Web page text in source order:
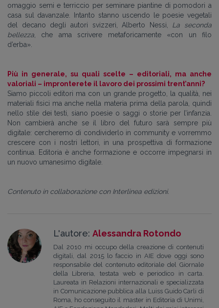
omaggio semi e terriccio per seminare piantine di pomodori a
casa sul davanzale. Intanto stanno uscendo le poesie vegetali
del decano degli autori svizzeri, Alberto Nessi, La seconda
bellezza , che ama scrivere metaforicamente «con un filo
d’erba».
Più in generale, su quali scelte – editoriali, ma anche
valoriali – impronterete il lavoro dei prossimi trent’anni?
Siamo piccoli editori ma con un grande progetto, la qualità, nei
materiali fisici ma anche nella materia prima della parola, quindi
nello stile dei testi, siano poesie o saggi o storie per l’infanzia.
Non cambierà anche se il libro del futuro sarà sempre più
digitale: cercheremo di condividerlo in community e vorremmo
crescere con i nostri lettori, in una prospettiva di formazione
continua. Editoria è anche formazione e occorre impegnarsi in
un nuovo umanesimo digitale.
Contenuto in collaborazione con Interlinea edizioni.
L'autore: Alessandra Rotondo
Dal 2010 mi occupo della creazione di contenuti
digitali, dal 2015 lo faccio in AIE dove oggi sono
responsabile del contenuto editoriale del Giornale
della Libreria, testata web e periodico in carta.
Laureata in Relazioni internazionali e specializzata
in Comunicazione pubblica alla Luiss Guido Carli di
Roma, ho conseguito il master in Editoria di Unimi,